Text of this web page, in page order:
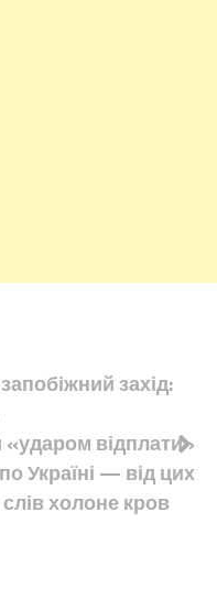
захід:
відплати»
Україні — від цих
слів холоне кров